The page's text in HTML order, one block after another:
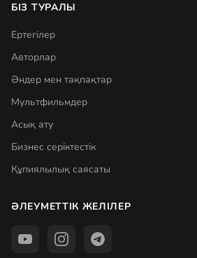
БІЗ ТУРАЛЫ
Ертегілер
Авторлар
Әндер мен тақпақтар
Мультфильмдер
Асық ату
Бизнес серіктестік
Құпиялылық саясаты
ӘЛЕУМЕТТІК ЖЕЛІЛЕР